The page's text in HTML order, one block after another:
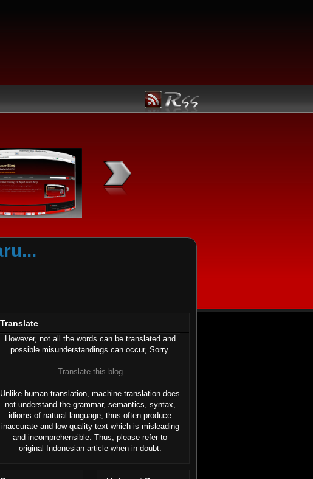
Linux utama yang Anda butuhkan:
Jadwal Rilis
Translate
However, not all the words can be translated and
possible misunderstandings can occur, Sorry.
Translate this blog
Unlike human translation, machine translation does
not understand the grammar, semantics, syntax,
idioms of natural language, thus often produce
inaccurate and low quality text which is misleading
and incomprehensible. Thus, please refer to
original Indonesian article when in doubt.